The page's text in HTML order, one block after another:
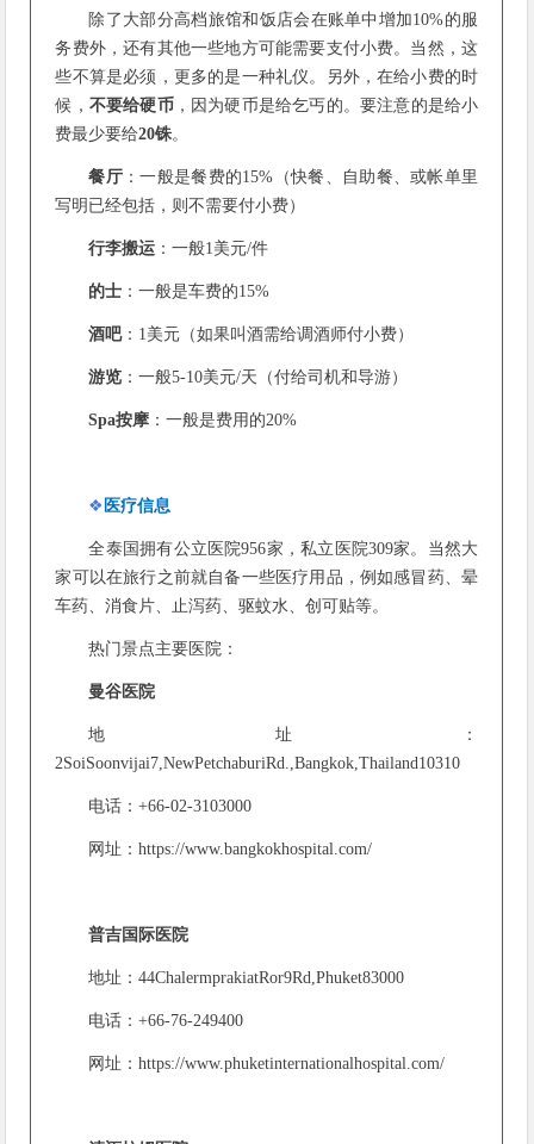
除了大部分高档旅馆和饭店会在账单中增加10%的服
务费外，还有其他一些地方可能需要支付小费。当然，这
些不算是必须，更多的是一种礼仪。另外，在给小费的时
候， 不要给硬币 ，因为硬币是给乞丐的。要注意的是给小
费最少要给20铢。
餐厅 ：一般是餐费的15%（快餐、自助餐、或帐单里
写明已经包括，则不需要付小费）
行李搬运 ：一般1美元/件
的士 ：一般是车费的15%
酒吧：1美元（如果叫酒需给调酒师付小费）
游览 ：一般5-10美元/天（付给司机和导游）
Spa按摩 ：一般是费用的20%
❖ 医疗信息
全泰国拥有公立医院956家，私立医院309家。当然大
家可以在旅行之前就自备一些医疗用品，例如感冒药、晕
车药、消食片、止泻药、驱蚊水、创可贴等。
热门景点主要医院：
曼谷医院
地址：
2SoiSoonvijai7,NewPetchaburiRd.,Bangkok,Thailand10310
电话：+66-02-3103000
网址：https://www.bangkokhospital.com/
普吉国际医院
地址：44ChalermprakiatRor9Rd,Phuket83000
电话：+66-76-249400
网址：https://www.phuketinternationalhospital.com/